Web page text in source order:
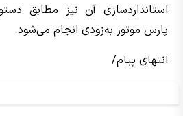
استانداردسازی آن نیز مطابق
پارس موتور به‌زودی انجام می‌شود.
انتهای پیام/